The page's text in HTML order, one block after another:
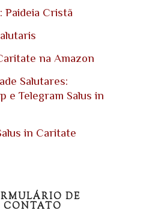
Paideia Cristã
na Amazon
Salutares:
e Telegram Salus in
in Caritate
DE
CONTATO